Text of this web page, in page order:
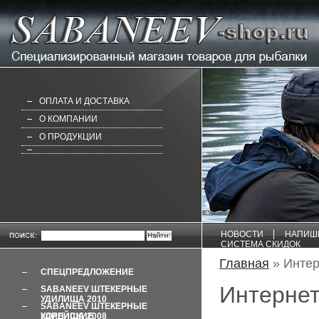
ОПЛАТА И ДОСТАВКА
О КОМПАНИИ
О ПРОДУКЦИИ
НОВОСТИ
СИСТЕМА СКИДОК
СПЕЦПРЕДЛОЖЕНИЕ
SABANEEV ШТЕКЕРНЫЕ
SABANEEV ШТЕКЕРНЫЕ
Главная »